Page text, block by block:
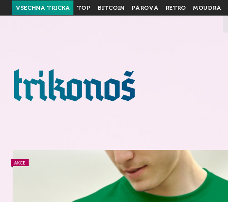
VŠECHNA TRIČKA TOP BITCOIN PÁROVÁ RETRO MOUDRÁ
AKCE